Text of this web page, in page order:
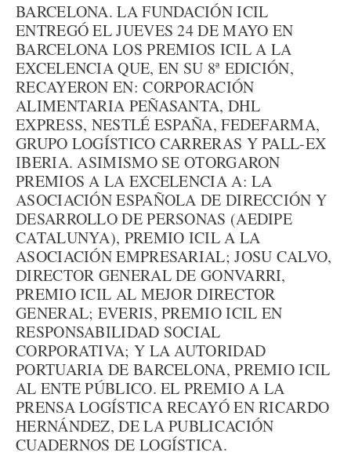
BARCELONA. LA FUNDACIÓN ICIL
ENTREGÓ EL JUEVES 24 DE MAYO EN
BARCELONA LOS PREMIOS ICIL A LA
EXCELENCIA QUE, EN SU 8ª EDICIÓN,
RECAYERON EN: CORPORACIÓN
ALIMENTARIA PEÑASANTA, DHL
EXPRESS, NESTLÉ ESPAÑA, FEDEFARMA,
GRUPO LOGÍSTICO CARRERAS Y PALL-EX
IBERIA. ASIMISMO SE OTORGARON
PREMIOS A LA EXCELENCIA A: LA
ASOCIACIÓN ESPAÑOLA DE DIRECCIÓN Y
DESARROLLO DE PERSONAS (AEDIPE
CATALUNYA), PREMIO ICIL A LA
ASOCIACIÓN EMPRESARIAL; JOSU CALVO,
DIRECTOR GENERAL DE GONVARRI,
PREMIO ICIL AL MEJOR DIRECTOR
GENERAL; EVERIS, PREMIO ICIL EN
RESPONSABILIDAD SOCIAL
CORPORATIVA; Y LA AUTORIDAD
PORTUARIA DE BARCELONA, PREMIO ICIL
AL ENTE PÚBLICO. EL PREMIO A LA
PRENSA LOGÍSTICA RECAYÓ EN RICARDO
HERNÁNDEZ, DE LA PUBLICACIÓN
CUADERNOS DE LOGÍSTICA.